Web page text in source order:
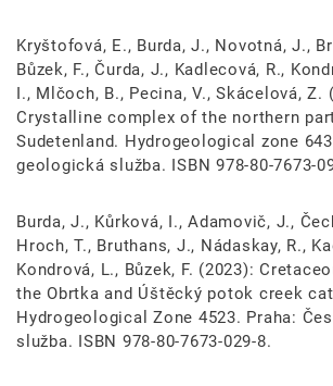
Kryštofová, E., Burda, J., Novotná, J.,
Bůzek, F., Čurda, J., Kadlecová, R.,
I., Mlčoch, B., Pecina, V., Skácelová, Z.
Crystalline complex of the northern
Sudetenland. Hydrogeological zone
geologická služba. ISBN 978-80-7673-
Burda, J., Kůrková, I., Adamovič, J.,
Hroch, T., Bruthans, J., Nádaskay, R.,
Kondrová, L., Bůzek, F. (2023):
the Obrtka and Úštěcký potok creek
Hydrogeological Zone 4523. Praha:
služba. ISBN 978-80-7673-029-8.